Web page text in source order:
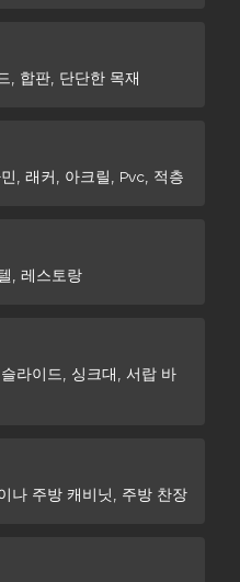
, 합판, 단단한 목재
, 래커, 아크릴, Pvc, 적층
, 레스토랑
라이드, 싱크대, 서랍 바
나 주방 캐비닛, 주방 찬장